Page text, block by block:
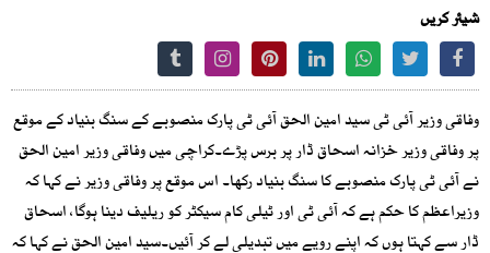
شیئر کریں
وفاقی وزیر آئی ٹی سید امین الحق آئی ٹی پارک منصوبے کے سنگ بنیاد کے موقع
پر وفاقی وزیر خزانہ اسحاق ڈار پر برس پڑے۔کراچی میں وفاقی وزیر امین الحق
نے آئی ٹی پارک منصوبے کا سنگ بنیاد رکھا۔ اس موقع پر وفاقی وزیر نے کہا کہ
وزیراعظم کا حکم ہے کہ آئی ٹی اور ٹیلی کام سیکٹر کو ریلیف دینا ہوگا، اسحاق
ڈار سے کہتا ہوں کہ اپنے رویے میں تبدیلی لے کر آئیں۔سید امین الحق نے کہا کہ